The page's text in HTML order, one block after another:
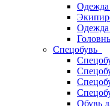
Одежда
Одежда
Спецобувь
Обувь